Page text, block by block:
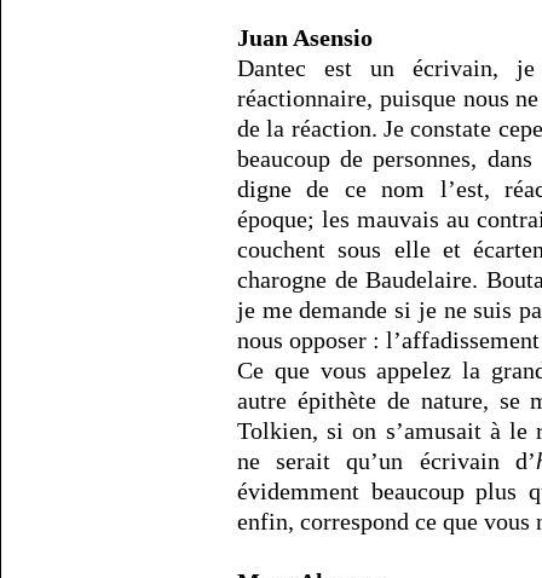
Juan Asensio
Dantec est un écrivain,
réactionnaire, puisque nous
de la réaction. Je constate
beaucoup de personnes,
digne de ce nom l’est,
époque; les mauvais au
couchent sous elle et
charogne de Baudelaire.
je me demande si je ne suis
nous opposer :
Ce que vous appelez la
autre épithète de nature, se
Tolkien, si on s’amusait à le
ne serait qu’un écrivain d’
évidemment beaucoup plus
enfin, correspond ce que